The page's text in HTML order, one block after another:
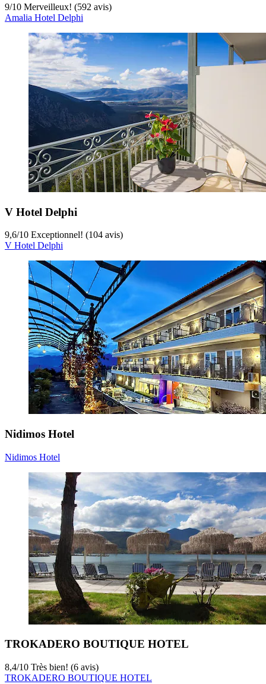
9/10 Merveilleux! (592 avis)
Amalia Hotel Delphi
V Hotel Delphi
9,6/10 Exceptionnel! (104 avis)
V Hotel Delphi
Nidimos Hotel
Nidimos Hotel
TROKADERO BOUTIQUE HOTEL
8,4/10 Très bien! (6 avis)
TROKADERO BOUTIQUE HOTEL